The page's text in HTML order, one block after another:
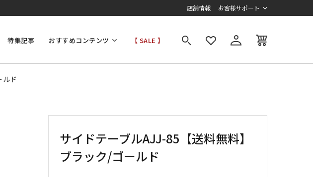
店舗情報 お客様サポート
特集記事 おすすめコンテンツ 【 SALE 】
ルド
サイドテーブルAJJ-85【送料無料】
ブラック/ゴールド